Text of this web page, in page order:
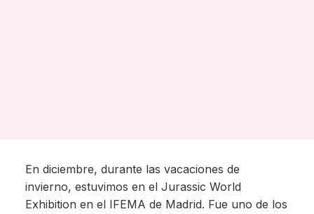
En diciembre, durante las vacaciones de
invierno, estuvimos en el Jurassic World
Exhibition en el IFEMA de Madrid. Fue uno de los